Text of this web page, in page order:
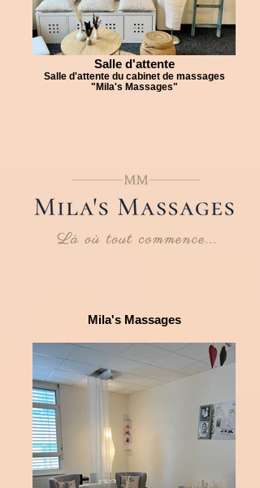
Salle d'attente
Salle d'attente du cabinet de massages
"Mila's Massages"
Mila's Massages